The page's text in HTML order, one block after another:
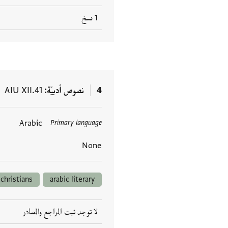
1 نسخ
4 نصوص أدبيّة AIU XII.41
Primary language
Arabic
None
العلامات
arabic literary
christians
لا توجد ثبت المراجع والمصادر